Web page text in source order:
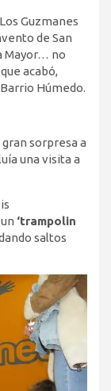
Guzmanes
de San
Mayor… no
acabó,
Húmedo.
sorpresa a
una visita a
‘trampolin
saltos